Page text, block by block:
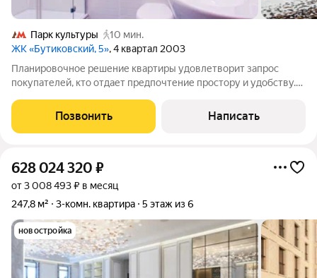
Парк культуры
10 мин.
ЖК «Бутиковский, 5», 4 квартал 2003
Планировочное решение квартиры удовлетворит запрос
покупателей, кто отдает предпочтение простору и удобству.
гардеробная комната, гостевой с/у. Два машиноместа в
подземном паркинге. Дом находится в
Позвонить Написать
628 024 320 ₽
от 3 008 493 ₽ в месяц
247,8 м²
3-комн. квартира 5 этаж из 6
новостройка